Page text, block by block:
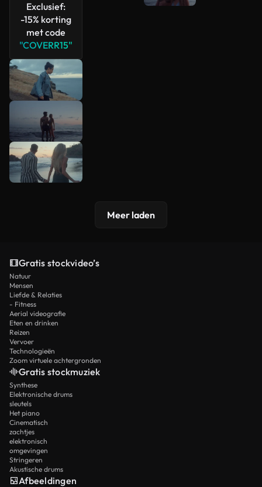
Exclusief:
-15% korting
met code
"COVERR15"
Meer laden
Gratis stockvideo’s
Natuur
Mensen
Liefde & Relaties
- Fitness
Aerial videografie
Eten en drinken
Reizen
Vervoer
Technologieën
Zoom virtuele achtergronden
Gratis stockmuziek
Synthese
Elektronische drums
sleutels
Het piano
Cinematisch
zachtjes
elektronisch
omgevingen
Stringeren
Akustische drums
Afbeeldingen